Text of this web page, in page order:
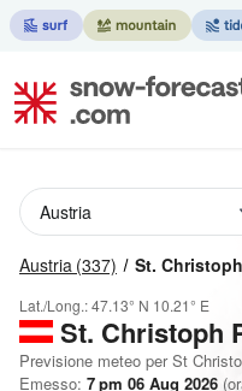
Austria (337) St. Christoph
Lat./Long.:47.13° N 10.21° E
St. Christoph
Previsione meteo per St
Emesso: 7 pm 06 Aug 2026